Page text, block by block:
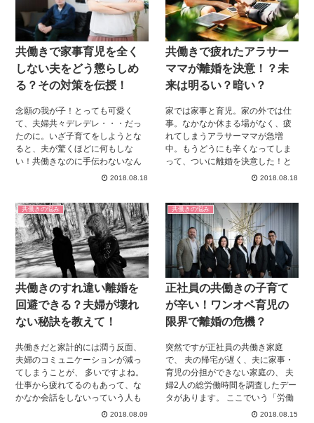
共働きで家事育児を全く
しない夫をどう懲らしめ
る？その対策を伝授！
念願の我が子！とっても可愛く
て、夫婦共々デレデレ・・・だっ
たのに。いざ子育てをしようとな
ると、夫が驚くほどに何もしな
い！共働きなのに手伝わないなん
て、この子はわたしたち二人の子
くさんいらっしゃいます。今回
は、共働きでも家事育児を全くし
ない旦那さんに対しての対策方法
についてまとめてみました。
2018.08.18
共働きで疲れたアラサー
ママが離婚を決意！？未
来は明るい？暗い？
家では家事と育児。家の外では仕
事。なかなか休まる場がなく、疲
れてしまうアラサーママが急増
中。もうどうにも辛くなってしま
って、ついに離婚を決意した！と
いう方もちらほら。果たして共働
か？今回は離婚をした場合としな
かった場合、両方で待っている未
来とその対処法についてまとめて
みました。
2018.08.18
共働きの悩み
共働きのすれ違い離婚を
回避できる？夫婦が壊れ
ない秘訣を教えて！
共働きだと家計的には潤う反面、
夫婦のコミュニケーションが減っ
てしまうことが、 多いですよね。
仕事から疲れてるのもあって、な
かなか会話をしないっていう人も
いることでしょう。 実はここが夫
2018.08.09
共働きの悩み
正社員の共働きの子育て
が辛い！ワンオペ育児の
限界で離婚の危機？
突然ですが正社員の共働き家庭
で、 夫の帰宅が遅く、夫に家事・
育児の分担ができない家庭の、 夫
婦2人の総労働時間を調査したデー
タがあります。 ここでいう「労働
時間」とは、 通勤・仕事・家事・
2018.08.15